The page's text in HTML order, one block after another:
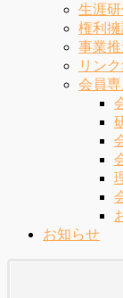
生涯
権利
事業
リン
会員
お知らせ